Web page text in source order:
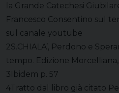
la Grande Catechesi
Francesco Consentino sul
sul canale youtube
2S.CHIALA’, Perdono e
tempo. Edizione Morcelliana,
3Ibidem p. 57
4Tratto dal libro già citato